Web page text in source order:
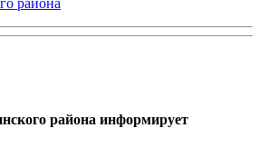
района информирует